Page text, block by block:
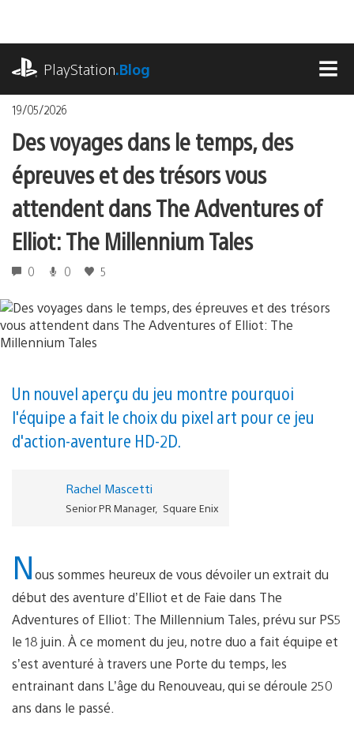
contenu
PlayStation.Blog
19/05/2026
Des voyages dans le temps, des
épreuves et des trésors vous
attendent dans The Adventures of
Elliot: The Millennium Tales
0 0 5
Un nouvel aperçu du jeu montre pourquoi
l'équipe a fait le choix du pixel art pour ce jeu
d'action-aventure HD-2D.
Rachel Mascetti
Senior PR Manager, Square Enix
Nous sommes heureux de vous dévoiler un extrait du
début des aventure d’Elliot et de Faie dans The
Adventures of Elliot: The Millennium Tales, prévu sur PS5
le 18 juin. À ce moment du jeu, notre duo a fait équipe et
s’est aventuré à travers une Porte du temps, les
entrainant dans L’âge du Renouveau, qui se déroule 250
ans dans le passé.